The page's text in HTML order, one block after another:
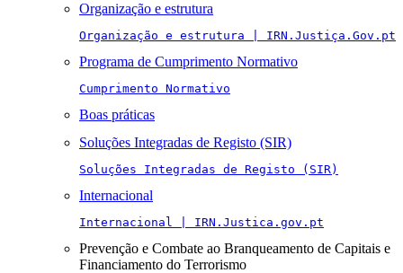
Organização e estrutura
Organização e estrutura | IRN.Justiça.Gov.pt
Programa de Cumprimento Normativo
Cumprimento Normativo
Boas práticas
Soluções Integradas de Registo (SIR)
Soluções Integradas de Registo (SIR)
Internacional
Internacional | IRN.Justica.gov.pt
Prevenção e Combate ao Branqueamento de Capitais e
Financiamento do Terrorismo